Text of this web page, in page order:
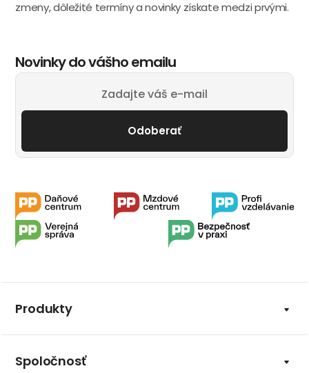
zmeny, dôležité termíny a novinky získate medzi prvými.
Novinky do vášho emailu
Odoberať
Produkty
Spoločnosť